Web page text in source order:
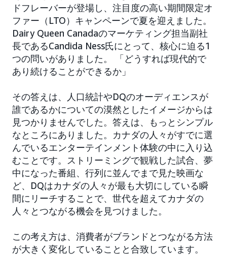
ドフレーバーが登場し、注目度の高い期間限定オ
ファー（LTO）キャンペーンで夏を迎えました。
Dairy Queen Canadaのマーケティング担当副社
長であるCandida Ness氏にとって、核心に迫る1
つの問いがありました。 「どうすれば現代的で
あり続けることができるか」
その答えは、人口統計やDQのオーディエンスが
誰であるかについての漠然としたイメージからは
見つかりませんでした。答えは、もっとシンプル
なところにありました。カナダの人々がすでに選
んでいるエンターテインメント体験の中に入り込
むことです。ストリーミングで観戦した試合、夢
中になった番組、行列に並んでまで見た映画な
ど、DQはカナダの人々が最も大切にしている瞬
間にリーチすることで、世代を超えてカナダの
人々とつながる機会を見つけました。
この考え方は、消費者がブランドとつながる方法
が大きく変化していることと合致しています。